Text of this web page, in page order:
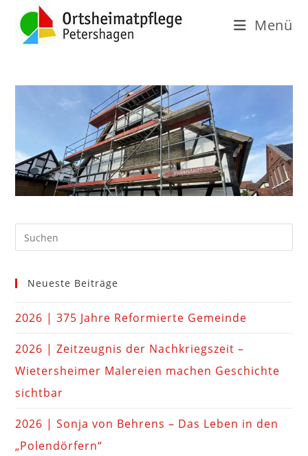
Menü
Neueste Beiträge
2026 | 375 Jahre Reformierte Gemeinde
2026 | Zeitzeugnis der Nachkriegszeit –
Wietersheimer Malereien machen Geschichte
sichtbar
2026 | Sonja von Behrens – Das Leben in den
„Polendörfern“